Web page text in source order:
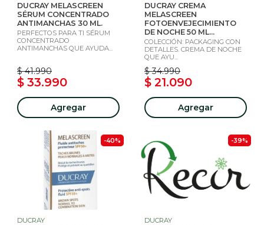
DUCRAY MELASCREEN
SÉRUM CONCENTRADO
ANTIMANCHAS 30 ML.
PERFECTOS PARA TI SÉRUM
CONCENTRADO
ANTIMANCHAS QUE AYUDA...
$ 41.990
$ 33.990
Agregar
DUCRAY CREMA
MELASCREEN
FOTOENVEJECIMIENTO
DE NOCHE 50 ML...
COLECCIÓN: PACKAGING CON
DETALLES. CREMA DE NOCHE
QUE AYU...
$ 34.990
$ 21.090
Agregar
-40%
DUCRAY
-39%
DUCRAY